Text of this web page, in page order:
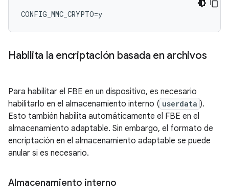
Habilita la encriptación basada en archivos
Para habilitar el FBE en un dispositivo, es necesario
habilitarlo en el almacenamiento interno ( userdata ).
Esto también habilita automáticamente el FBE en el
almacenamiento adaptable. Sin embargo, el formato de
encriptación en el almacenamiento adaptable se puede
anular si es necesario.
Almacenamiento interno